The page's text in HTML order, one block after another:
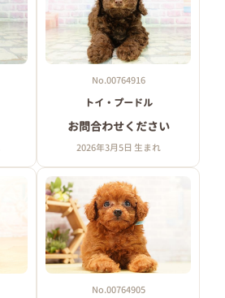
No.00764916
トイ・プードル
お問合わせください
2026年3月5日 生まれ
No.00764905